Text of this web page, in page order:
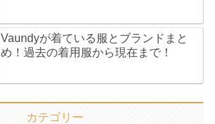
Vaundyが着ている服とブランドまと
め！過去の着用服から現在まで！
カテゴリー